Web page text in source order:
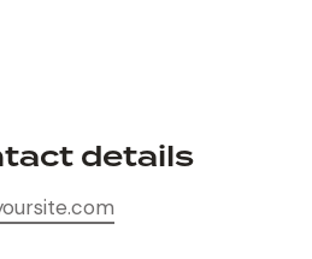
details